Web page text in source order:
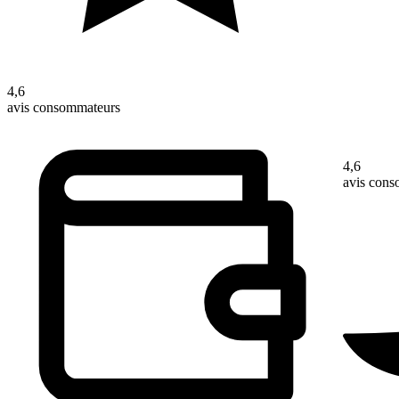
4,6
avis consommateurs
4,6
avis